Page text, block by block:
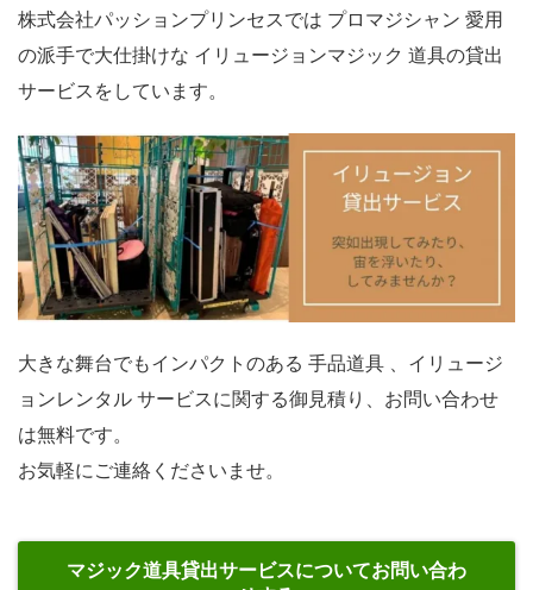
株式会社パッションプリンセスでは プロマジシャン 愛用
の派手で大仕掛けな イリュージョンマジック 道具の貸出
サービスをしています。
大きな舞台でもインパクトのある 手品道具 、イリュージ
ョンレンタル サービスに関する御見積り、お問い合わせ
は無料です。
お気軽にご連絡くださいませ。
マジック道具貸出サービスについてお問い合わ